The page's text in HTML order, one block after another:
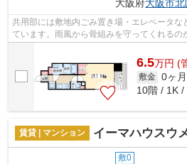
大阪府大阪市
共用部には敷地内ごみ置き場・エレベータな
ています。雨風から骨組みを守ってくれるの
に駅が2つあるので、用途や行き先によ...
6.5万円 (
敷金 0ヶ月
10階 / 1K /
賃貸 | マンション イーマハウスウ
敷0